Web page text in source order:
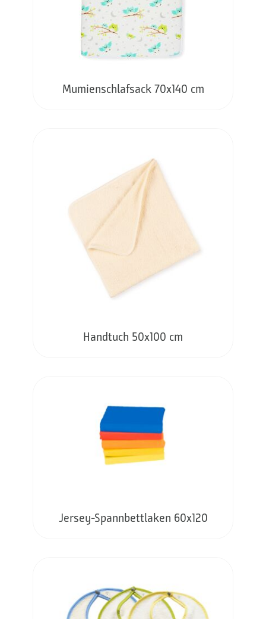
Mumienschlafsack 70x140 cm
Handtuch 50x100 cm
Jersey-Spannbettlaken 60x120